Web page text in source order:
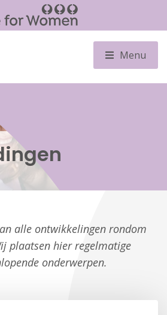
Menu
alle ontwikkelingen rondom
plaatsen hier regelmatige
onderwerpen.